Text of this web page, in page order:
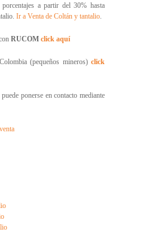
a partir del 30% hasta
Ir a Venta de Coltán y tantalio
RUCOM click aquí
(pequeños mineros) click
ponerse en contacto mediante